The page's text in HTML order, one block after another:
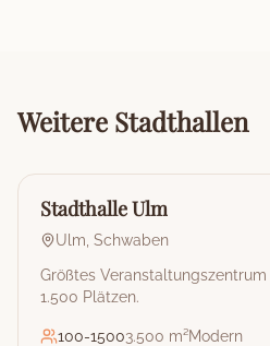
Weitere Stadthallen
Stadthalle
Stadthalle Ulm
Ulm Schwaben
Größtes
1.500 Plätzen.
100-15003.500 m²Modern